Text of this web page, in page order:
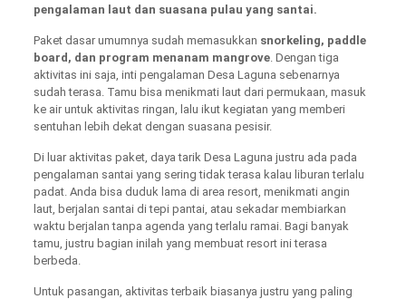
pengalaman laut dan suasana pulau yang santai.
Paket dasar umumnya sudah memasukkan snorkeling, paddle
board, dan program menanam mangrove. Dengan tiga
aktivitas ini saja, inti pengalaman Desa Laguna sebenarnya
sudah terasa. Tamu bisa menikmati laut dari permukaan, masuk
ke air untuk aktivitas ringan, lalu ikut kegiatan yang memberi
sentuhan lebih dekat dengan suasana pesisir.
Di luar aktivitas paket, daya tarik Desa Laguna justru ada pada
pengalaman santai yang sering tidak terasa kalau liburan terlalu
padat. Anda bisa duduk lama di area resort, menikmati angin
laut, berjalan santai di tepi pantai, atau sekadar membiarkan
waktu berjalan tanpa agenda yang terlalu ramai. Bagi banyak
tamu, justru bagian inilah yang membuat resort ini terasa
berbeda.
Untuk pasangan, aktivitas terbaik biasanya justru yang paling